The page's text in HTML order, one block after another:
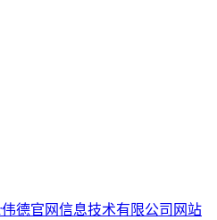
伟德官网信息技术有限公司 网站